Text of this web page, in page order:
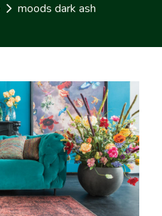
moods dark ash